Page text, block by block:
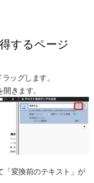
するページ
ッグします。
きます。
「変換前のテキスト」が